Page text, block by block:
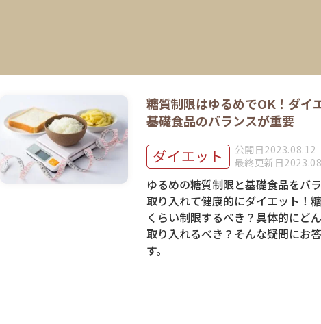
糖質制限はゆるめでOK！ダイ
基礎食品のバランスが重要
ダイエット
公開日2023.08.12
最終更新日
ゆるめの糖質制限と基礎食品をバ
取り入れて健康的にダイエット！
くらい制限するべき？具体的にど
取り入れるべき？そんな疑問にお
す。